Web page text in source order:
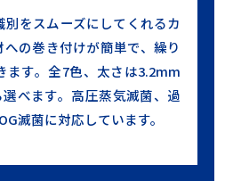
をスムーズにしてくれるカ
の巻き付けが簡単で、繰り
ます。全7色、太さは3.2mm
べます。高圧蒸気滅菌、過
滅菌に対応しています。